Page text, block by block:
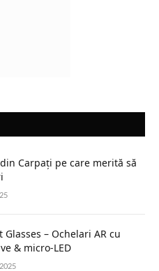
Carpați pe care merită să
Glasses – Ochelari AR cu
& micro-LED